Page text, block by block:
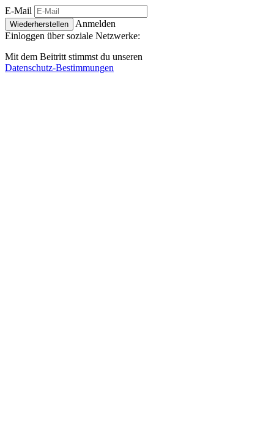
E-Mail
Wiederherstellen
Anmelden
Einloggen über soziale Netzwerke:
Mit dem Beitritt stimmst du unseren
Datenschutz-Bestimmungen